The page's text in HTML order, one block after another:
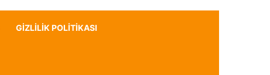
GIZLILIK POLITIKASI